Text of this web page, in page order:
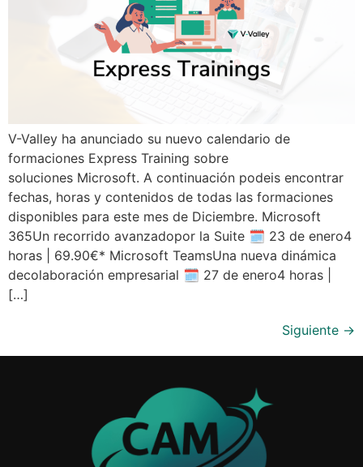
V-Valley ha anunciado su nuevo calendario de
formaciones Express Training sobre
soluciones Microsoft. A continuación podeis encontrar
fechas, horas y contenidos de todas las formaciones
disponibles para este mes de Diciembre. Microsoft
365Un recorrido avanzadopor la Suite 🗓 23 de enero4
horas | 69.90€* Microsoft TeamsUna nueva dinámica
decolaboración empresarial 🗓 27 de enero4 horas |
[…]
Siguiente →